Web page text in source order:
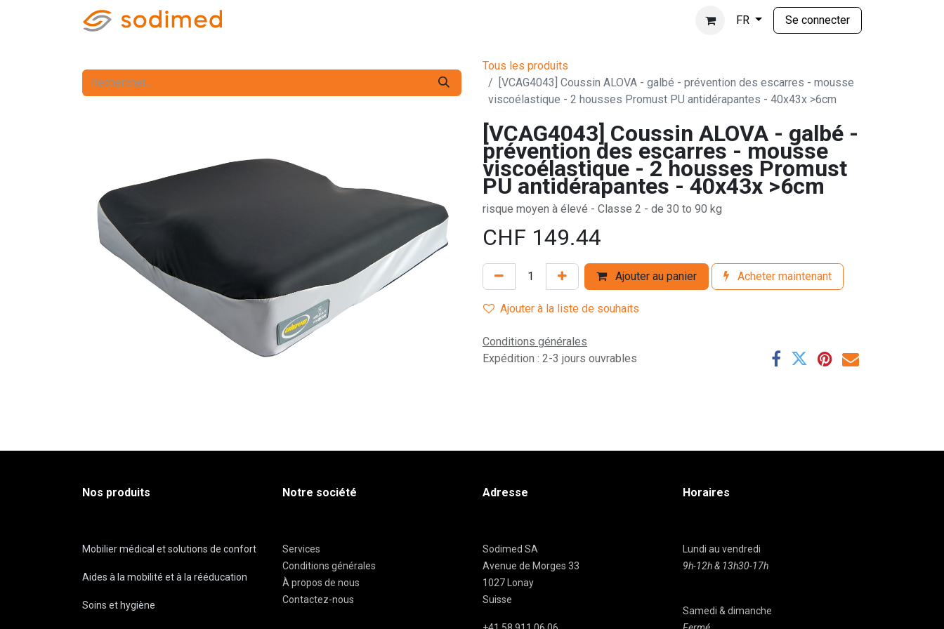
FR Se connecter
Tous les produits
[VCAG4043] Coussin ALOVA - galbé - prévention des escarres - mousse
viscoélastique - 2 housses Promust PU antidérapantes - 40x43x >6cm
[VCAG4043] Coussin ALOVA - galbé -
prévention des escarres - mousse
viscoélastique - 2 housses Promust
PU antidérapantes - 40x43x >6cm
risque moyen à élevé - Classe 2 - de 30 to 90 kg
CHF 149.44
Ajouter au panier Acheter maintenant
Ajouter à la liste de souhaits
Conditions générales
Expédition : 2-3 jours ouvrables
Nos produits
Mobilier médical et solutions de confort
Aides à la mobilité et à la rééducation
Soins et hygiène
Notre société
Services
Conditions générales
À propos de nous
Contactez-nous
Adresse
Sodimed SA
Avenue de Morges 33
1027 Lonay
Suisse
Horaires
Lundi au vendredi
9h-12h & 13h30-17h
Samedi & dimanche